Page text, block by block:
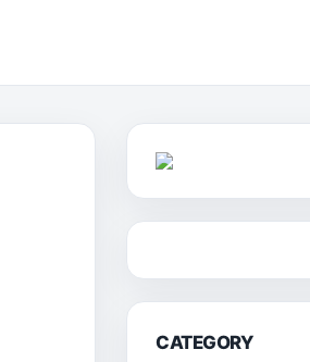
CATEGORY